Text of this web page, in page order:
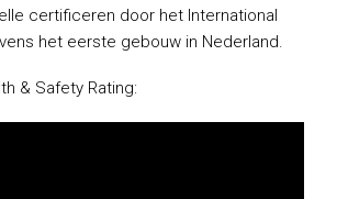
certificeren door het International
het eerste gebouw in Nederland.
& Safety Rating: